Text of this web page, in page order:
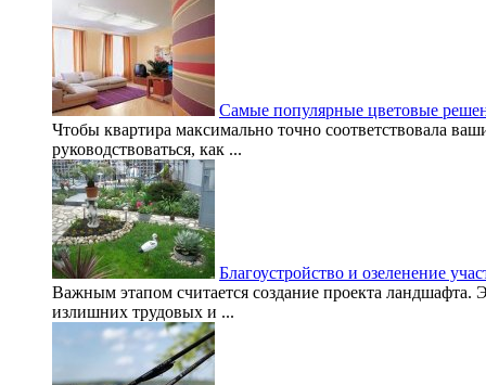
Самые популярные цветовые
Чтобы квартира максимально точно соответствовала
руководствоваться, как ...
Благоустройство и озеленение
Важным этапом считается создание проекта ландшафта.
излишних трудовых и ...